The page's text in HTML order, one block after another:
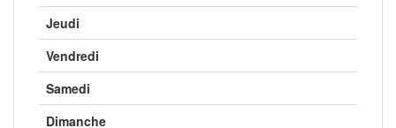
Jeudi
Vendredi
Samedi
Dimanche